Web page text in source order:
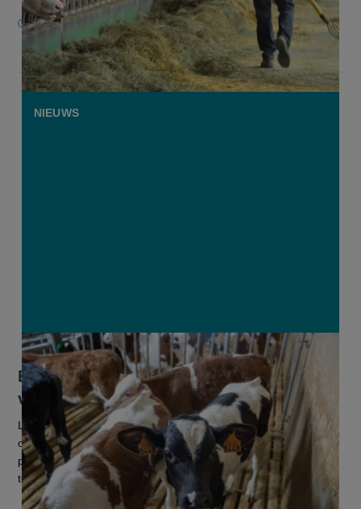
26 FEBRUARI 2026
Boerenbond lanceert laatste oproep
voor PAS-innovatiesteun
Landbouworganisatie Boerenbond lanceert een nieuwe
oproep naar alle onderzoekers en bedrijven met een
praktische, betaalbare en duurzame innovatie om ammoniak
te reduceren op landbouwbedrijv...
NIEUWS